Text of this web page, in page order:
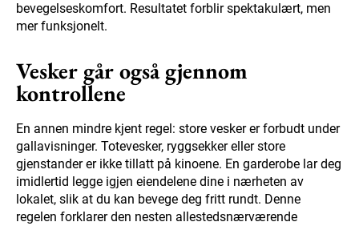
bevegelseskomfort. Resultatet forblir spektakulært, men
mer funksjonelt.
Vesker går også gjennom
kontrollene
En annen mindre kjent regel: store vesker er forbudt under
gallavisninger. Totevesker, ryggsekker eller store
gjenstander er ikke tillatt på kinoene. En garderobe lar deg
imidlertid legge igjen eiendelene dine i nærheten av
lokalet, slik at du kan bevege deg fritt rundt. Denne
regelen forklarer den nesten allestedsnærværende